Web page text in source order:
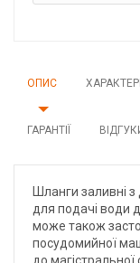
ОПИС
ГАРАНТІЇ
Шланги заливні
для подачі води
може також
посудомийної
до